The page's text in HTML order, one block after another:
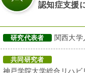
認知症支援
研究代表者 関西大
共同研究者
神戸学院大学総合リハ